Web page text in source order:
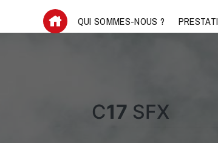
QUI SOMMES-NOUS ?
C17 SFX